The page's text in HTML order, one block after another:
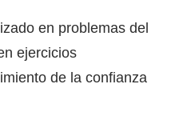
en problemas del
ejercicios
de la confianza